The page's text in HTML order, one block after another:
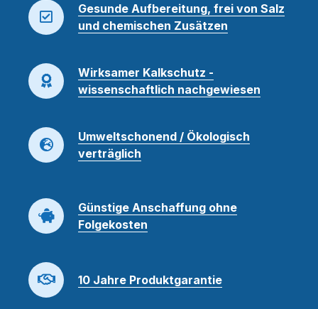
Gesunde Aufbereitung, frei von Salz
und chemischen Zusätzen
Wirksamer Kalkschutz -
wissenschaftlich nachgewiesen
Umweltschonend / Ökologisch
verträglich
Günstige Anschaffung ohne
Folgekosten
10 Jahre Produktgarantie